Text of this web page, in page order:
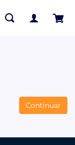
Continuar